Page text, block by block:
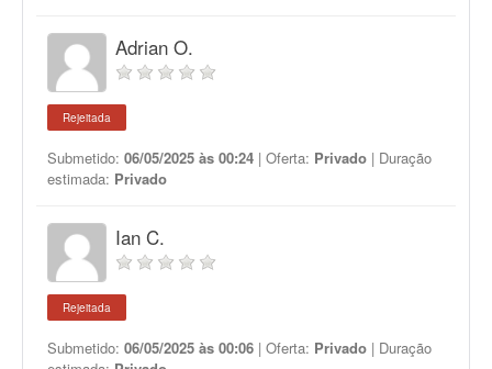
Adrian O.
Rejeitada
Submetido: 06/05/2025 às 00:24 | Oferta: Privado | Duração
estimada: Privado
Ian C.
Rejeitada
Submetido: 06/05/2025 às 00:06 | Oferta: Privado | Duração